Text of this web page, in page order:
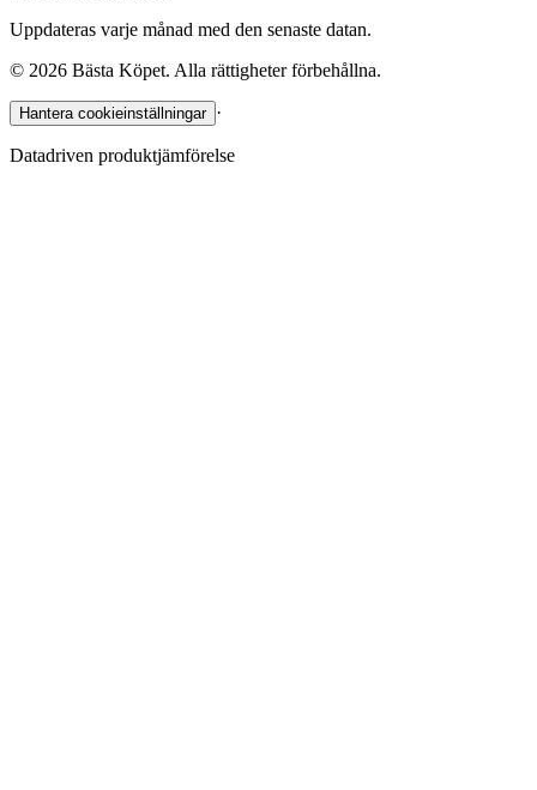
Uppdateras varje månad med den senaste datan.
© 2026 Bästa Köpet. Alla rättigheter förbehållna.
Hantera cookieinställningar ·
Datadriven produktjämförelse